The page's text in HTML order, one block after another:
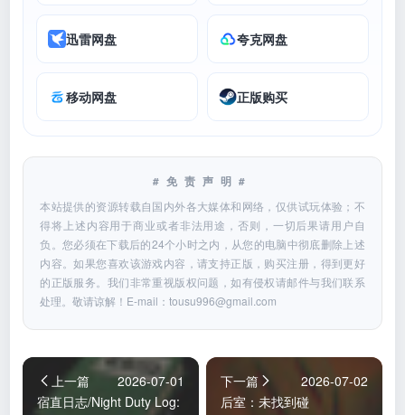
迅雷网盘 夸克网盘
移动网盘 正版购买
#免责声明#
本站提供的资源转载自国内外各大媒体和网络，仅供试玩体验；不
得将上述内容用于商业或者非法用途，否则，一切后果请用户自
负。您必须在下载后的24个小时之内，从您的电脑中彻底删除上述
内容。如果您喜欢该游戏内容，请支持正版，购买注册，得到更好
的正版服务。我们非常重视版权问题，如有侵权请邮件与我们联系
处理。敬请谅解！E-mail：tousu996@gmail.com
上一篇
2026-07-01
宿直日志/Night Duty Log:
下一篇
2026-07-02
后室：未找到碰